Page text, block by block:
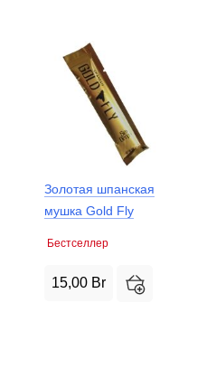
Золотая шпанская
мушка Gold Fly
Бестселлер
15,00 Br